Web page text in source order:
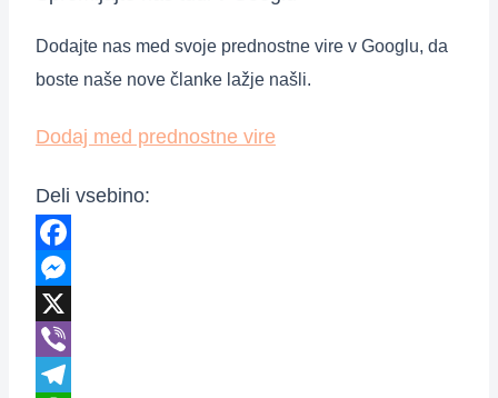
Dodajte nas med svoje prednostne vire v Googlu, da
boste naše nove članke lažje našli.
Dodaj med prednostne vire
Deli vsebino:
Facebook
Messenger
X
Viber